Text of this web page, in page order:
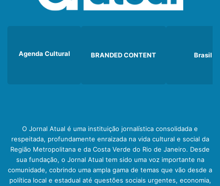
Agenda Cultural BRANDED CONTENT Brasil
O Jornal Atual é uma instituição jornalística consolidada e
respeitada, profundamente enraizada na vida cultural e social da
Região Metropolitana e da Costa Verde do Rio de Janeiro. Desde
sua fundação, o Jornal Atual tem sido uma voz importante na
comunidade, cobrindo uma ampla gama de temas que vão desde a
política local e estadual até questões sociais urgentes, economia,